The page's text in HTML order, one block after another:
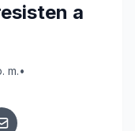
a
m.•